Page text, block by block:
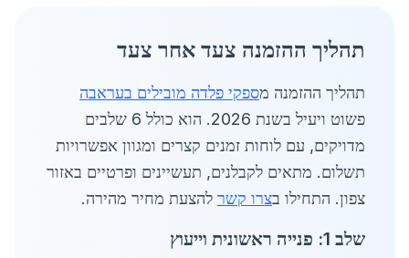
תהליך ההזמנה צעד אחר צעד
תהליך ההזמנה מספקי פלדה מובילים בעראבה
פשוט ויעיל בשנת 2026. הוא כולל 6 שלבים
מדויקים, עם לוחות זמנים קצרים ומגוון אפשרויות
תשלום. מתאים לקבלנים, תעשיינים ופרטיים באזור
צפון. התחילו בצרו קשר להצעת מחיר מהירה.
שלב 1: פנייה ראשונית וייעוץ